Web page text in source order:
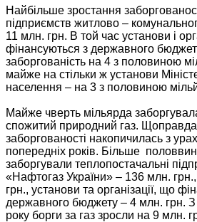
Найбільше зростання
підприємств житлово –
11 млн. грн. В той час установи і
фінансуються з державного
заборгованість на 4 з половиною
майже на стільки ж установи
населення – на 3 з половиною
Майже чверть мільярда
спожитий природний газ.
заборгованості накопичилась з
попередніх років. Більше
заборгували теплопостачальні
«Нафтогаз України» – 136 млн.
грн., установи та організації, що
державного бюджету – 4 млн. грн. З
року борги за газ зросли на 9 млн.